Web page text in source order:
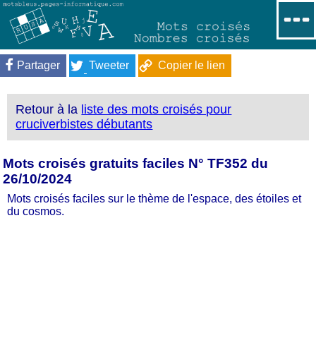
Partager Tweeter Copier le lien
Retour à la liste des mots croisés pour
cruciverbistes débutants
Mots croisés gratuits faciles N° TF352 du
26/10/2024
Mots croisés faciles sur le thème de l'espace, des étoiles et
du cosmos.